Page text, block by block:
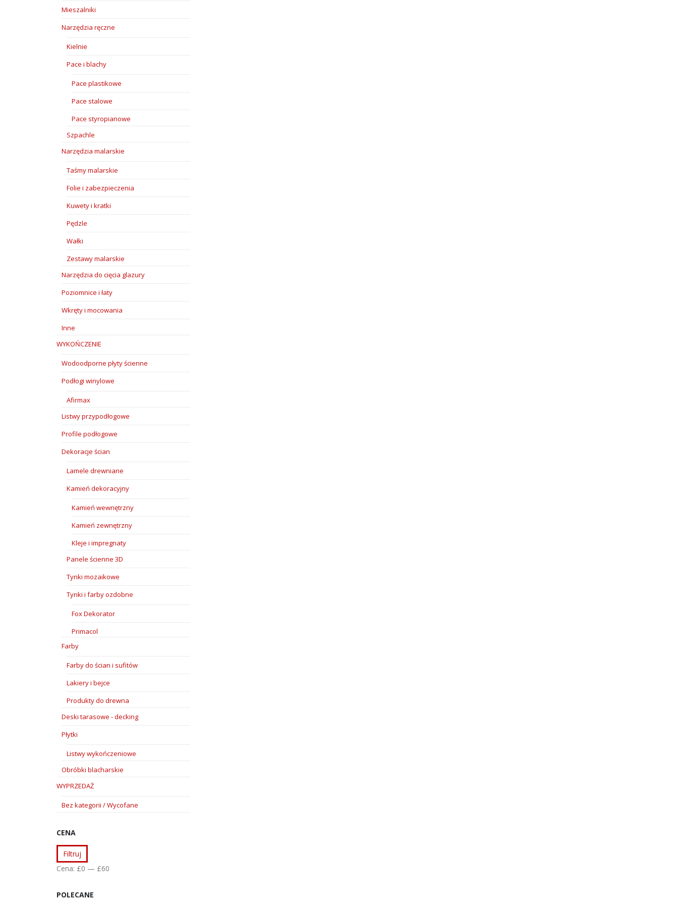
Mieszalniki
Narzędzia ręczne
Kielnie
Pace i blachy
Pace plastikowe
Pace stalowe
Pace styropianowe
Szpachle
Narzędzia malarskie
Taśmy malarskie
Folie i zabezpieczenia
Kuwety i kratki
Pędzle
Wałki
Zestawy malarskie
Narzędzia do cięcia glazury
Poziomnice i łaty
Wkręty i mocowania
Inne
WYKOŃCZENIE
Wodoodporne płyty ścienne
Podłogi winylowe
Afirmax
Listwy przypodłogowe
Profile podłogowe
Dekoracje ścian
Lamele drewniane
Kamień dekoracyjny
Kamień wewnętrzny
Kamień zewnętrzny
Kleje i impregnaty
Panele ścienne 3D
Tynki mozaikowe
Tynki i farby ozdobne
Fox Dekorator
Primacol
Farby
Farby do ścian i sufitów
Lakiery i bejce
Produkty do drewna
Deski tarasowe - decking
Płytki
Listwy wykończeniowe
Obróbki blacharskie
WYPRZEDAŻ
Bez kategorii / Wycofane
CENA
Cena
min
Cena
max
Filtruj
Cena: £0 — £60
POLECANE